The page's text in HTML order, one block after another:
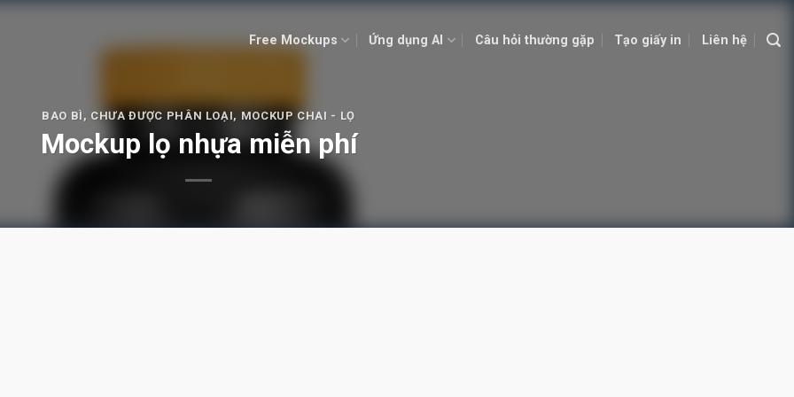
Free Mockups Ứng dụng AI Câu hỏi thường gặp Tạo giấy in Liên hệ
BAO BÌ , CHƯA ĐƯỢC PHÂN LOẠI, MOCKUP CHAI - LỌ
Mockup lọ nhựa miễn phí